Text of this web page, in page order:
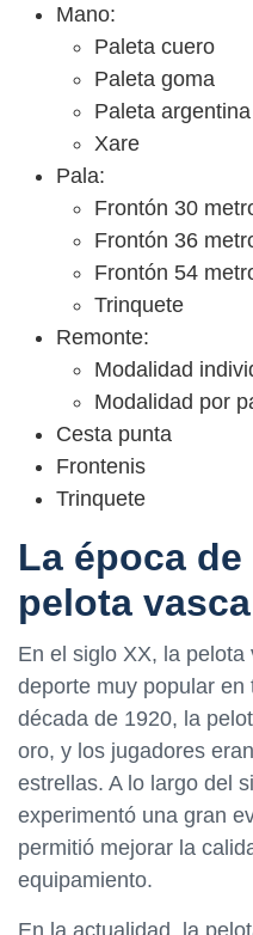
Mano:
Paleta cuero
Paleta goma
Paleta argentina
Xare
Pala:
Frontón 30
Frontón 36
Frontón 54
Trinquete
Remonte:
Modalidad
Modalidad por
Cesta punta
Frontenis
Trinquete
La época
pelota vasca
En el siglo XX, la
deporte muy popular
década de 1920, la
oro, y los jugadores
estrellas. A lo largo del
experimentó una gran
permitió mejorar la
equipamiento.
En la actualidad, la